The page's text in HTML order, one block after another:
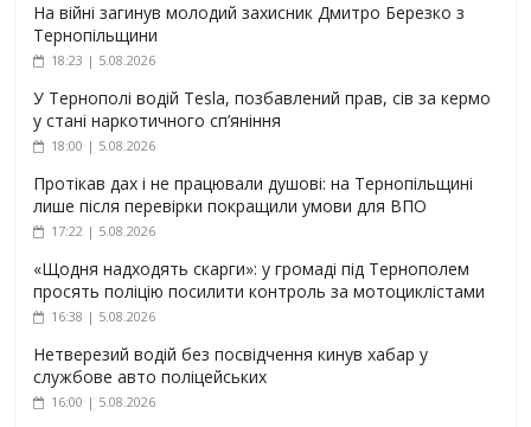
На війні загинув молодий захисник Дмитро Березко з
Тернопільщини
18:23 | 5.08.2026
У Тернополі водій Tesla, позбавлений прав, сів за кермо
у стані наркотичного сп’яніння
18:00 | 5.08.2026
Протікав дах і не працювали душові: на Тернопільщині
лише після перевірки покращили умови для ВПО
17:22 | 5.08.2026
«Щодня надходять скарги»: у громаді під Тернополем
просять поліцію посилити контроль за мотоциклістами
16:38 | 5.08.2026
Нетверезий водій без посвідчення кинув хабар у
службове авто поліцейських
16:00 | 5.08.2026